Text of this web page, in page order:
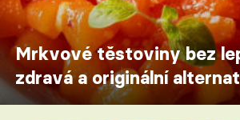
Mrkvové těstoviny bez
zdravá a originální